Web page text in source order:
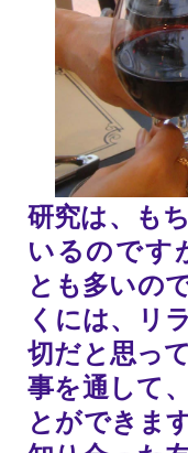
研究は、も
いるのです
とも多いの
くには、リ
切だと思っ
事を通して
とができま